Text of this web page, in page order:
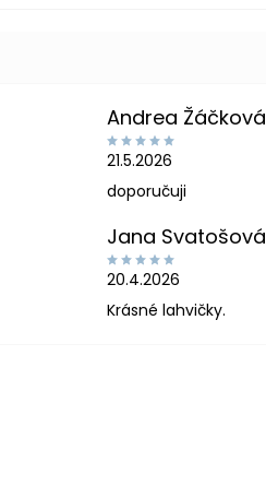
Andrea Žáčková
21.5.2026
doporučuji
Jana Svatošová
20.4.2026
Krásné lahvičky.